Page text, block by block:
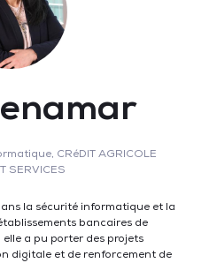
CRéDIT AGRICOLE
SERVICES
la sécurité informatique et la
bancaires de
a pu porter des projets
digitale et de renforcement de